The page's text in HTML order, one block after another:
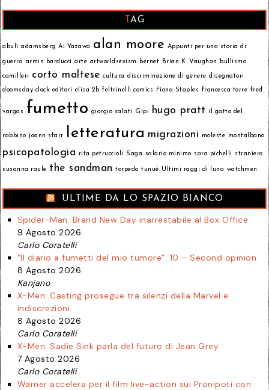
TAG
abulì adamsberg Ai Yazawa alan moore Appunti per una storia di
guerra armin barducci arte artworldsexism bernet Brian K. Vaughan bullismo
camilleri corto maltese cultura discriminazione di genere disegnatori
doomsday clock editori elisa 2b feltrinelli comics Fiona Staples francesca torre fred
vargas fumetto giorgio salati Gipi hugo pratt il gatto del
rabbino joann sfarr letteratura migrazioni moleste montalbano
psicopatologia rita petruccioli Saga salario minimo sara pichelli straniero
susanna raule the sandman torpedo tunué Ultimi raggi di luna watchmen
ULTIME DA LO SPAZIO BIANCO
Spider-Man: Brand New Day inarrestabile al Box Office
9 Agosto 2026
Carlo Coratelli
“Il diario a fumetti del mio tumore”: 10 – Second opinion
8 Agosto 2026
Kanjano
X-Men: Casting prosegue tra silenzi della Marvel e
indiscrezioni
8 Agosto 2026
Carlo Coratelli
X-Men: Sadie Sink parla del futuro di Jean Grey
7 Agosto 2026
Carlo Coratelli
Warner accelera per il film live-action sui Pronipoti con